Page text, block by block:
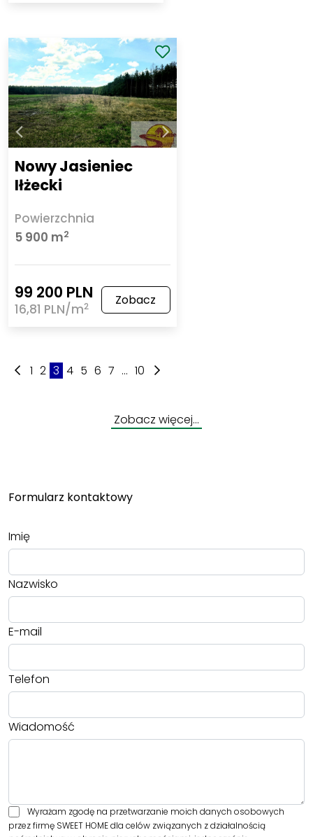
Nowy Jasieniec
Iłżecki
Powierzchnia
5 900 m2
99 200 PLN
16,81 PLN/m2 Zobacz
1 2 3 4 5 6 7 ... 10
Zobacz więcej…
Formularz kontaktowy
Imię
Nazwisko
E-mail
Telefon
Wiadomość
Wyrażam zgodę na przetwarzanie moich danych osobowych
przez firmę SWEET HOME dla celów związanych z działalnością